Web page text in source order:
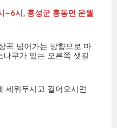
~6시, 홍성군 홍동면 운월
곡 넘어가는 방향으로 마
무가 있는 오른쪽 샛길
세워두시고 걸어오시면